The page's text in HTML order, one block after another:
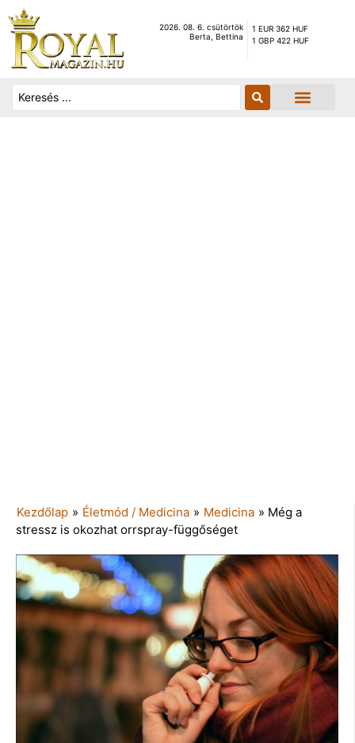
2026. 08. 6. csütörtök
Berta, Bettina
1 EUR 362 HUF
1 GBP 422 HUF
Kezdőlap » Életmód / Medicina » Medicina » Még a
stressz is okozhat orrspray-függőséget